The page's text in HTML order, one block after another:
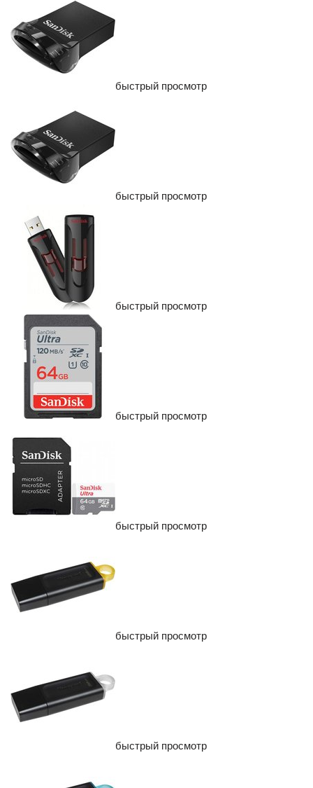
быстрый просмотр
быстрый просмотр
быстрый просмотр
быстрый просмотр
быстрый просмотр
быстрый просмотр
быстрый просмотр